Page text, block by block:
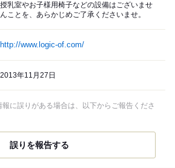
授乳室やお子様用椅子などの設備はございませ
んことを、あらかじめご了承くださいませ。
http://www.logic-of.com/
2013年11月27日
に誤りがある場合は、以下からご報告くださ
誤りを報告する